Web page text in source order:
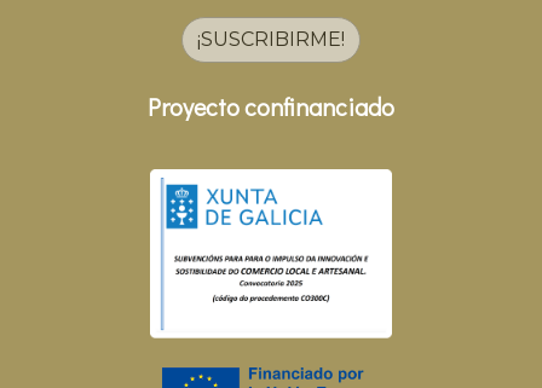
¡SUSCRIBIRME!
Proyecto confinanciado